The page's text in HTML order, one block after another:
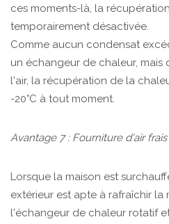
ces moments-là, la
temporairement désactivée.
Comme aucun condensat
un échangeur de chaleur, mais
l'air, la récupération de la
-20°C à tout moment.
Avantage 7 : Fourniture d'air
Lorsque la maison est
extérieur est apte à rafraîchir la
l'échangeur de chaleur rotatif